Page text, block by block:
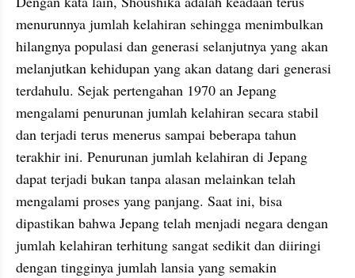
menurunnya jumlah kelahiran sehingga menimbulkan
hilangnya populasi dan generasi selanjutnya yang akan
melanjutkan kehidupan yang akan datang dari generasi
terdahulu. Sejak pertengahan 1970 an Jepang
mengalami penurunan jumlah kelahiran secara stabil
dan terjadi terus menerus sampai beberapa tahun
terakhir ini. Penurunan jumlah kelahiran di Jepang
dapat terjadi bukan tanpa alasan melainkan telah
mengalami proses yang panjang. Saat ini, bisa
dipastikan bahwa Jepang telah menjadi negara dengan
jumlah kelahiran terhitung sangat sedikit dan diiringi
dengan tingginya jumlah lansia yang semakin